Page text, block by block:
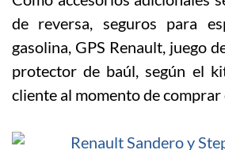
de reversa, seguros para
gasolina, GPS Renault, juego
protector de baúl, según el
cliente al momento de comprar